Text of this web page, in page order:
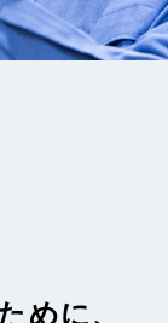
めに、